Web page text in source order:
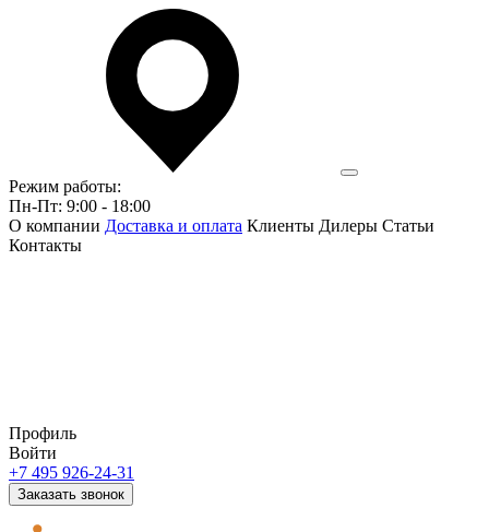
Режим работы:
Пн-Пт: 9:00 - 18:00
О компании Доставка и оплата Клиенты Дилеры Статьи
Контакты
Профиль
Войти
+7 495 926-24-31
Заказать звонок